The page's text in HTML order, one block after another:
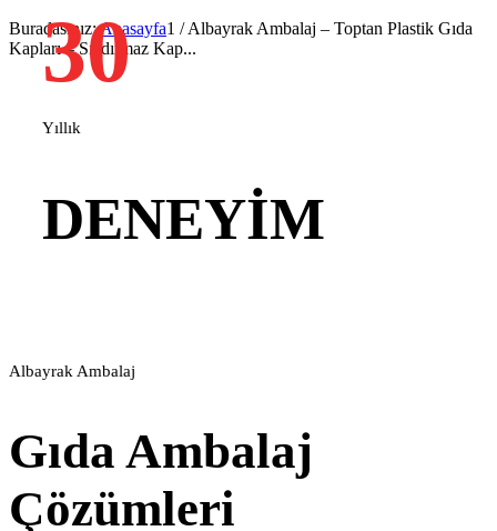
Buradasınız:Anasayfa1 / Albayrak Ambalaj – Toptan Plastik Gıda
Kapları – Sızdırmaz Kap...
30
Yıllık
DENEYİM
Albayrak Ambalaj
Gıda Ambalaj
Çözümleri